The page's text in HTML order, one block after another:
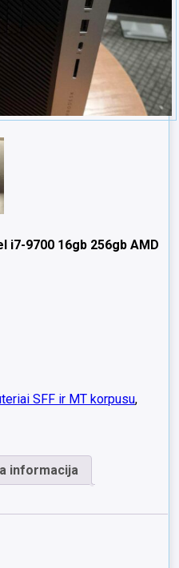
i7-9700 16gb 256gb AMD
SFF ir MT korpusu,
informacija